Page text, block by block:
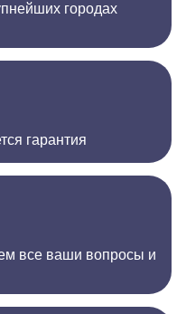
городах
гарантия
все ваши вопросы и